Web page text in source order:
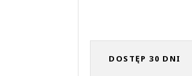
DOSTĘP 30 DNI